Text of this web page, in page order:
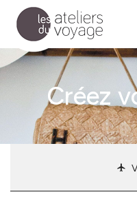
Aller au contenu principal
Créez